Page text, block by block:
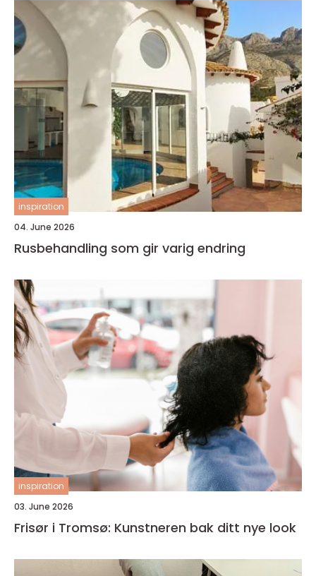
inspiration
04. June 2026
Rusbehandling som gir varig endring
inspiration
03. June 2026
Frisør i Tromsø: Kunstneren bak ditt nye look